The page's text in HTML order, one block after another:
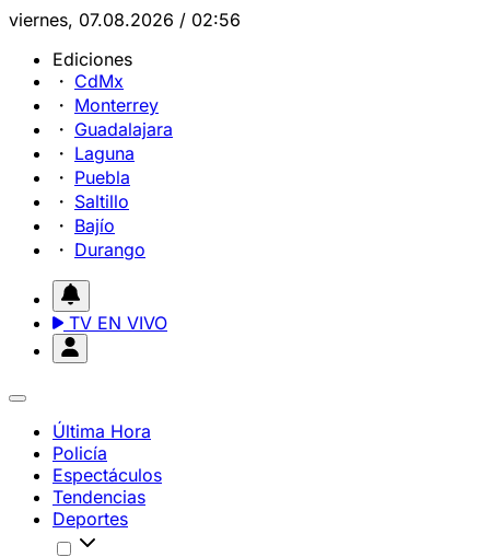
viernes, 07.08.2026 / 02:56
Ediciones
CdMx
Monterrey
Guadalajara
Laguna
Puebla
Saltillo
Bajío
Durango
TV EN VIVO
Última Hora
Policía
Espectáculos
Tendencias
Deportes